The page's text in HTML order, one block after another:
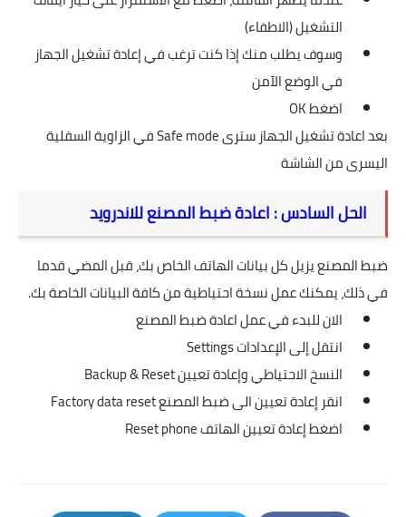
التشغيل (الاطفاء)
وسوف يطلب منك إذا كنت ترغب في إعادة تشغيل الجهاز
في الوضع الآمن
اضغط OK
بعد اعادة تشغيل الجهاز سترى Safe mode في الزاوية السفلية
اليسرى من الشاشة
الحل السادس : اعادة ضبط المصنع للاندرويد
ضبط المصنع يزيل كل بيانات الهاتف الخاص بك، قبل المضي قدما
في ذلك، يمكنك عمل نسخة احتياطية من كافة البيانات الخاصة بك.
الان للبدء في عمل اعادة ضبط المصنع
انتقل إلى الإعدادات Settings
النسخ الاحتياطي وإعادة تعيين Backup & Reset
انقر إعادة تعيين الى ضبط المصنع Factory data reset
اضغط إعادة تعيين الهاتف Reset phone